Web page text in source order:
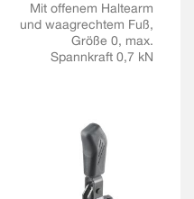
Mit offenem Haltearm
und waagrechtem Fuß,
Größe 0, max.
Spannkraft 0,7 kN